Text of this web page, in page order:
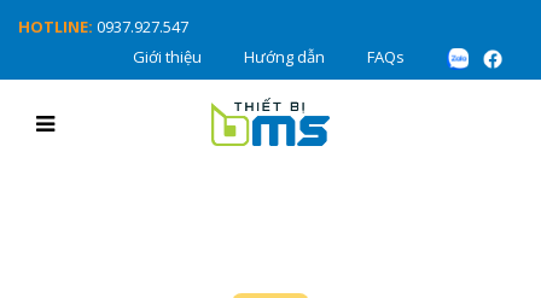
HOTLINE: 0937.927.547
Giới thiệu
Hướng dẫn FAQs